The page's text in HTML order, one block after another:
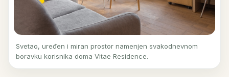
Svetao, uređen i miran prostor namenjen svakodnevnom
boravku korisnika doma Vitae Residence.